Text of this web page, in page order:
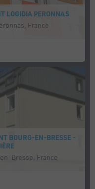
LOGIDIA PERONNAS
France
BOURG-EN-BRESSE -
Bresse, France